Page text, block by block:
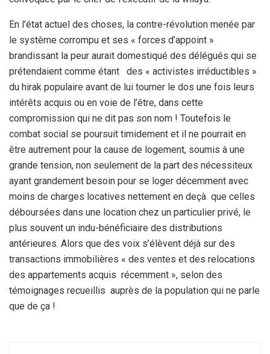
En l’état actuel des choses, la contre-révolution menée par
le système corrompu et ses « forces d’appoint »
brandissant la peur aurait domestiqué des délégués qui se
prétendaient comme étant des « activistes irréductibles »
du hirak populaire avant de lui tourner le dos une fois leurs
intérêts acquis ou en voie de l’être, dans cette
compromission qui ne dit pas son nom ! Toutefois le
combat social se poursuit timidement et il ne pourrait en
être autrement pour la cause de logement, soumis à une
grande tension, non seulement de la part des nécessiteux
ayant grandement besoin pour se loger décemment avec
moins de charges locatives nettement en deçà que celles
déboursées dans une location chez un particulier privé, le
plus souvent un indu-bénéficiaire des distributions
antérieures. Alors que des voix s’élèvent déjà sur des
transactions immobilières « des ventes et des relocations
des appartements acquis récemment », selon des
témoignages recueillis auprès de la population qui ne parle
que de ça !